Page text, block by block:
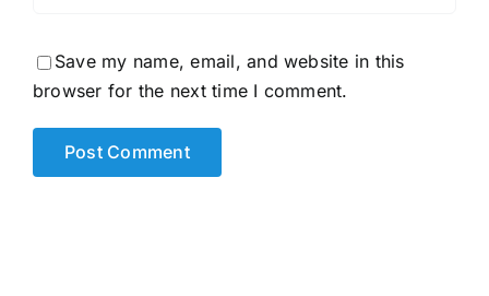
Save my name, email, and website in this
browser for the next time I comment.